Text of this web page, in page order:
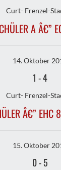
Curt- Frenzel-
A Â€”
14. Oktober
1 -4
Curt- Frenzel-
Â€” EHC
15. Oktober
0-5